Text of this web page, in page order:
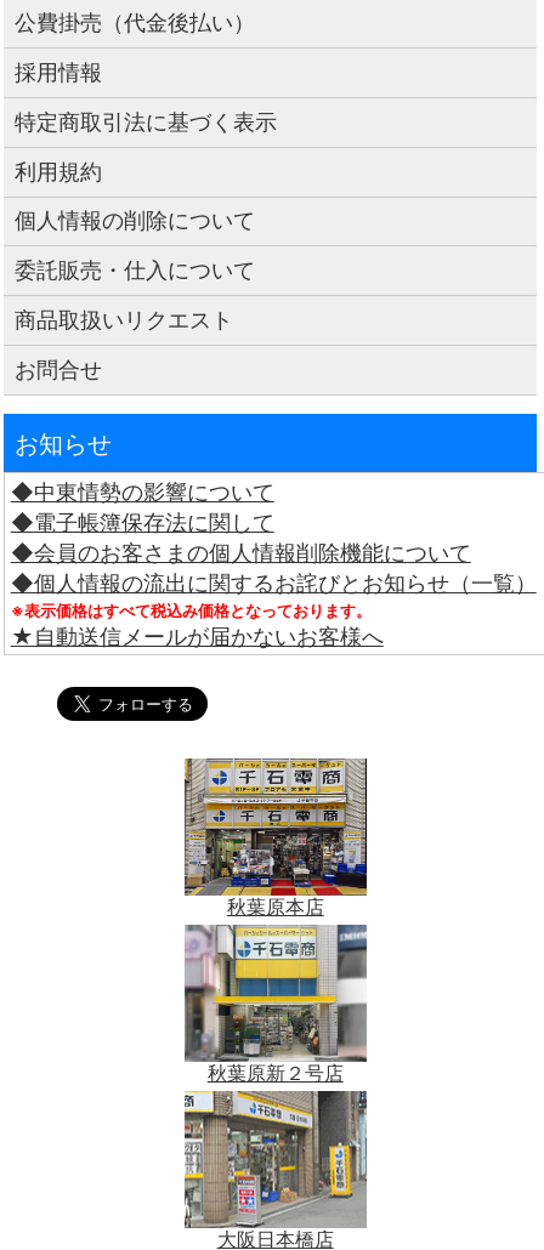
公費掛売（代金後払い）
採用情報
特定商取引法に基づく表示
利用規約
個人情報の削除について
委託販売・仕入について
商品取扱いリクエスト
お問合せ
お知らせ
◆中東情勢の影響について
◆電子帳簿保存法に関して
◆会員のお客さまの個人情報削除機能について
◆個人情報の流出に関するお詫びとお知らせ（一覧）
※表示価格はすべて税込み価格となっております。
★自動送信メールが届かないお客様へ
秋葉原本店
秋葉原新２号店
大阪日本橋店